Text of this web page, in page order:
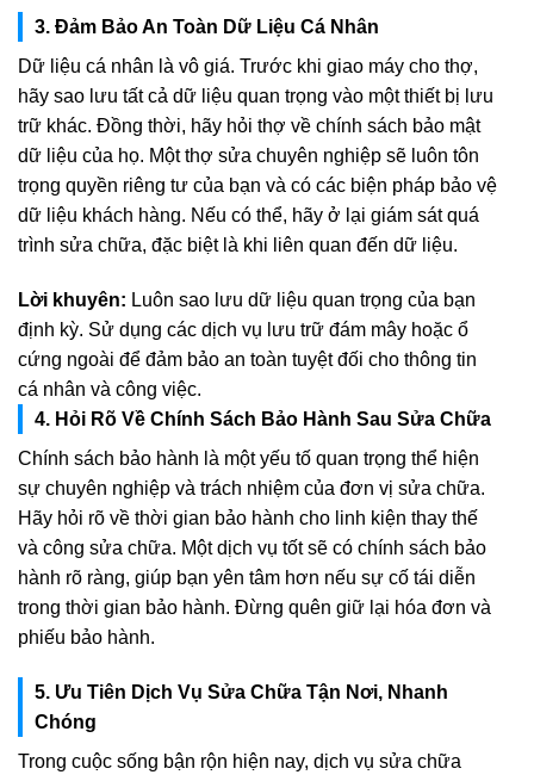
3. Đảm Bảo An Toàn Dữ Liệu Cá Nhân
Dữ liệu cá nhân là vô giá. Trước khi giao máy cho thợ,
hãy sao lưu tất cả dữ liệu quan trọng vào một thiết bị lưu
trữ khác. Đồng thời, hãy hỏi thợ về chính sách bảo mật
dữ liệu của họ. Một thợ sửa chuyên nghiệp sẽ luôn tôn
trọng quyền riêng tư của bạn và có các biện pháp bảo vệ
dữ liệu khách hàng. Nếu có thể, hãy ở lại giám sát quá
trình sửa chữa, đặc biệt là khi liên quan đến dữ liệu.
Lời khuyên: Luôn sao lưu dữ liệu quan trọng của bạn
định kỳ. Sử dụng các dịch vụ lưu trữ đám mây hoặc ổ
cứng ngoài để đảm bảo an toàn tuyệt đối cho thông tin
cá nhân và công việc.
4. Hỏi Rõ Về Chính Sách Bảo Hành Sau Sửa Chữa
Chính sách bảo hành là một yếu tố quan trọng thể hiện
sự chuyên nghiệp và trách nhiệm của đơn vị sửa chữa.
Hãy hỏi rõ về thời gian bảo hành cho linh kiện thay thế
và công sửa chữa. Một dịch vụ tốt sẽ có chính sách bảo
hành rõ ràng, giúp bạn yên tâm hơn nếu sự cố tái diễn
trong thời gian bảo hành. Đừng quên giữ lại hóa đơn và
phiếu bảo hành.
5. Ưu Tiên Dịch Vụ Sửa Chữa Tận Nơi, Nhanh
Chóng
Trong cuộc sống bận rộn hiện nay, dịch vụ sửa chữa